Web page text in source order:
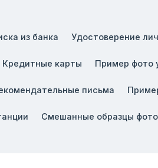
из банка Удостоверение
Кредитные карты Пример фото
письма
Смешанные образцы фото